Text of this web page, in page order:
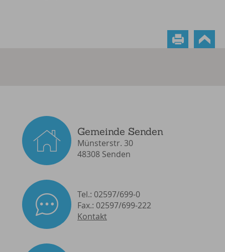
Gemeinde Senden
Münsterstr. 30
48308 Senden
Tel.: 02597/699-0
Fax.: 02597/699-222
Kontakt